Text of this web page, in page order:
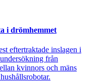
i drömhemmet
eftertraktade inslagen i
från
kvinnors och mäns